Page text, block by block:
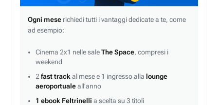
Ogni mese richiedi tutti i vantaggi dedicate a te, come
ad esempio:
Cinema 2x1 nelle saleThe Space, compresi i
weekend
2 fast track al mese e 1 ingresso alla lounge
aeroportualeall’anno
1 ebook Feltrinelli a scelta su 3 titoli